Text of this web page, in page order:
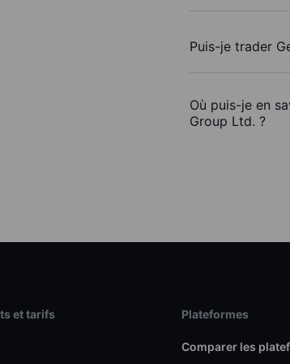
Puis-je trader
Où puis-je en
Group Ltd. ?
et tarifs Plateformes
Comparer les